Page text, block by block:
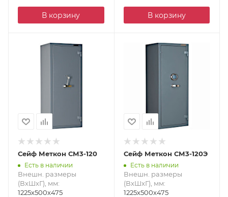
В корзину В корзину
Сейф Меткон СМ3-120
Есть в наличии
Внешн. размеры
(ВxШxГ), мм:
1225x500x475
Сейф Меткон СМ3-120Э
Есть в наличии
Внешн. размеры
(ВxШxГ), мм:
1225x500x475